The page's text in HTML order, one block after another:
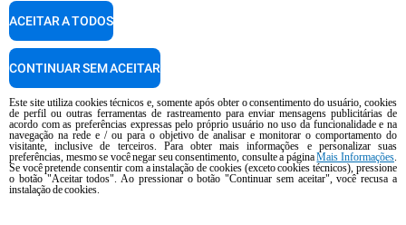
Detergents for automatic washing
Detergents for manual washing
Water treatment with resin filters
Os nossos escritórios no mundo
SUPPORT
Garantia Unox
Encontre os Centros Service
copyright 2026 UNOX S.p.A. Todos os direitos reservados. Reg. Imp Pádua nº
04230750285 -. R.E.A. Pádua 372 835 - Cap. Soc € 5.000.000 i.v -. IVA /
CNPJ 04230750285 - IT WEEE Reg. No. IT08020000000377
AI Content Disclaimer Privacy policy Cookie policy
Este site utiliza cookies técnicos e, somente após obter o consentimento do usuário, cookies
de perfil ou outras ferramentas de rastreamento para enviar mensagens publicitárias de
acordo com as preferências expressas pelo próprio usuário no uso da funcionalidade e na
navegação na rede e / ou para o objetivo de analisar e monitorar o comportamento do
visitante, inclusive de terceiros. Para obter mais informações e personalizar suas
preferências, mesmo se você negar seu consentimento, consulte a páginaMais Informações.
Se você pretende consentir com a instalação de cookies (exceto cookies técnicos), pressione
o botão "Aceitar todos". Ao pressionar o botão "Continuar sem aceitar", você recusa a
instalação de cookies.
ACEITAR A TODOS
CONTINUAR SEM ACEITAR